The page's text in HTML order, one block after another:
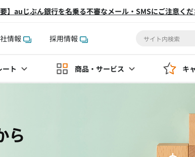
】auじぶん銀行を名乗る不審なメール・SMSにご注意く
情報 採用情報
ート 商品・サービス キ